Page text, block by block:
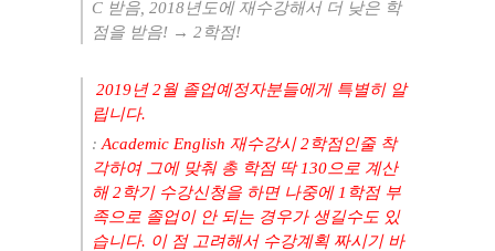
C 받음 , 2018년도에 재수강해서 더 낮은 학
점을 받음! → 2 학점!
2019년2월 졸업예정자분들에게 특별히 알
립니다.
: Academic English 재수강시2학점인줄 착
각하여 그에 맞춰 총 학점 딱 130 으로 계산
해2학기 수강신청을 하면 나중에 1 학점 부
족으로 졸업이 안 되는 경우가 생길수도 있
습니다. 이 점 고려해서 수강계획 짜시기 바